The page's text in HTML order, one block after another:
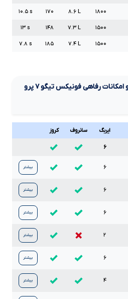
۱۸۰۰ L ۸.۶ ۱۷۰ s ۱۰.۵
۱۵۰۰ L ۷.۳ ۱۴۸ s ۱۳
۱۵۰۰ L ۷.۴ ۱۸۵ s ۷.۸
رفاهی فونیکس تیگو۷پرو
ایربگ سانروف کروز
۶
۶ بیشتر
۶ بیشتر
۶ بیشتر
۲ بیشتر
۶ بیشتر
۴ بیشتر